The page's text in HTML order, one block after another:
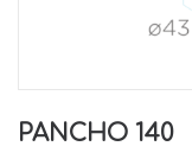
PANCHO 140